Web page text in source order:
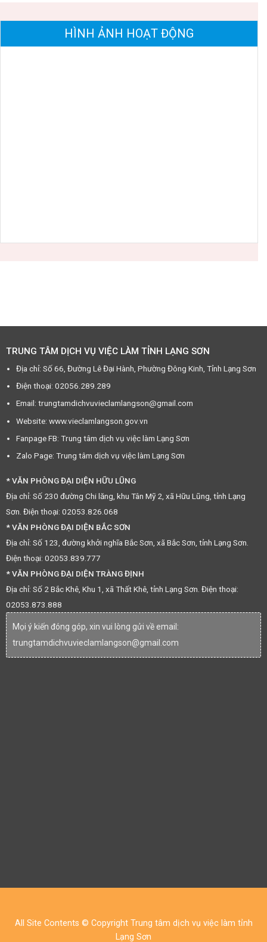
HÌNH ẢNH HOẠT ĐỘNG
TRUNG TÂM DỊCH VỤ VIỆC LÀM TỈNH LẠNG SƠN
Địa chỉ: Số 66, Đường Lê Đại Hành, Phường Đông Kinh, Tỉnh Lạng Sơn
Điện thoại: 02056.289.289
Email: trungtamdichvuvieclamlangson@gmail.com
Website: www.vieclamlangson.gov.vn
Fanpage FB: Trung tâm dịch vụ việc làm Lạng Sơn
Zalo Page: Trung tâm dịch vụ việc làm Lạng Sơn
* VĂN PHÒNG ĐẠI DIỆN HỮU LŨNG
Địa chỉ: Số 230 đường Chi lăng, khu Tân Mỹ 2, xã Hữu Lũng, tỉnh Lạng
Sơn. Điện thoại: 02053.826.068
* VĂN PHÒNG ĐẠI DIỆN BẮC SƠN
Địa chỉ: Số 123, đường khởi nghĩa Bắc Sơn, xã Bắc Sơn, tỉnh Lạng Sơn.
Điện thoại: 02053.839.777
* VĂN PHÒNG ĐẠI DIỆN TRÀNG ĐỊNH
Địa chỉ: Số 2 Bắc Khê, Khu 1, xã Thất Khê, tỉnh Lạng Sơn. Điện thoại:
02053.873.888
Mọi ý kiến đóng góp, xin vui lòng gửi về email:
trungtamdichvuvieclamlangson@gmail.com
All Site Contents © Copyright Trung tâm dịch vụ việc làm tỉnh
Lạng Sơn